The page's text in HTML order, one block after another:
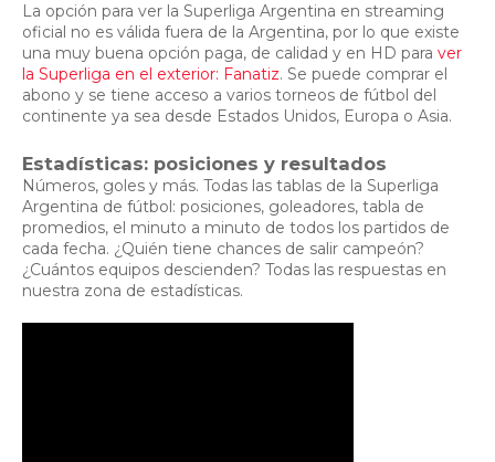
La opción para ver la Superliga Argentina en streaming
oficial no es válida fuera de la Argentina, por lo que existe
una muy buena opción paga, de calidad y en HD para ver
la Superliga en el exterior: Fanatiz. Se puede comprar el
abono y se tiene acceso a varios torneos de fútbol del
continente ya sea desde Estados Unidos, Europa o Asia.
Estadísticas: posiciones y resultados
Números, goles y más. Todas las tablas de la Superliga
Argentina de fútbol: posiciones, goleadores, tabla de
promedios, el minuto a minuto de todos los partidos de
cada fecha. ¿Quién tiene chances de salir campeón?
¿Cuántos equipos descienden? Todas las respuestas en
nuestra zona de estadísticas.